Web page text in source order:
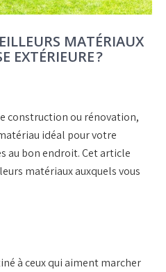
MATÉRIAUX
EXTÉRIEURE ?
construction ou rénovation,
idéal pour votre
au bon endroit. Cet article
matériaux auxquels vous
à ceux qui aiment marcher